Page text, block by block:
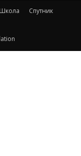
Школа
Спутник